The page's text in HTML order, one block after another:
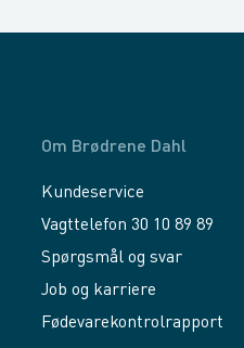
Om Brødrene Dahl
Kundeservice
Vagttelefon 30 10 89 89
Spørgsmål og svar
Job og karriere
Fødevarekontrolrapport